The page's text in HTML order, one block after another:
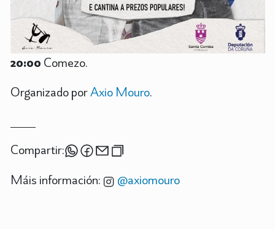
20:00 Comezo.
Organizado porAxio Mouro.
Compartir:
Máis información:
@axiomouro